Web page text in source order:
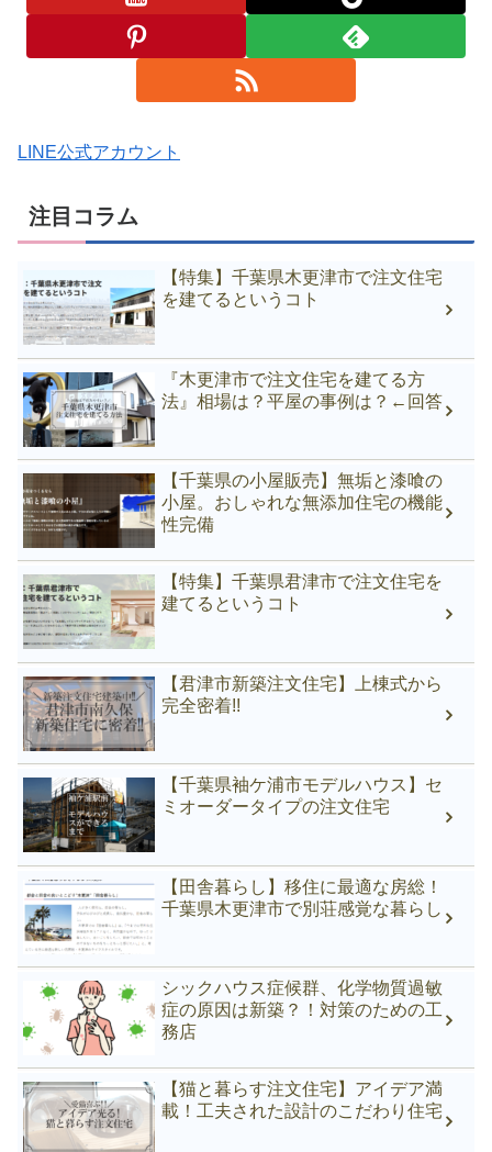
LINE公式アカウント
注目コラム
【特集】千葉県木更津市で注文住宅
を建てるというコト
『木更津市で注文住宅を建てる方
法』相場は？平屋の事例は？←回答
【千葉県の小屋販売】無垢と漆喰の
小屋。おしゃれな無添加住宅の機能
性完備
【特集】千葉県君津市で注文住宅を
建てるというコト
【君津市新築注文住宅】上棟式から
完全密着!!
【千葉県袖ケ浦市モデルハウス】セ
ミオーダータイプの注文住宅
【田舎暮らし】移住に最適な房総！
千葉県木更津市で別荘感覚な暮らし
シックハウス症候群、化学物質過敏
症の原因は新築？！対策のための工
務店
【猫と暮らす注文住宅】アイデア満
載！工夫された設計のこだわり住宅